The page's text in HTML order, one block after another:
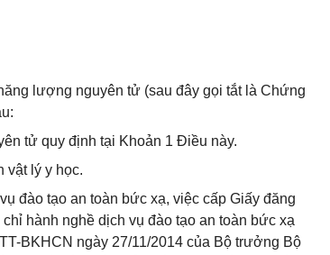
lượng nguyên tử (sau đây gọi tắt là Chứng
tử quy định tại Khoản 1 Điều này.
vật lý y học.
đào tạo an toàn bức xạ, việc cấp Giấy đăng
hành nghề dịch vụ đào tạo an toàn bức xạ
BKHCN ngày 27/11/2014 của Bộ trưởng Bộ